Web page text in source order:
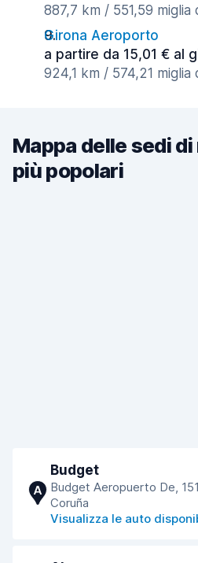
887,7 km / 551,59 miglia
Girona Aeroporto
a partire da 15,01 € al
924,1 km / 574,21 miglia
Mappa delle sedi
più popolari
A
Budget
Budget Aeropuerto De,
Coruña
Visualizza le auto